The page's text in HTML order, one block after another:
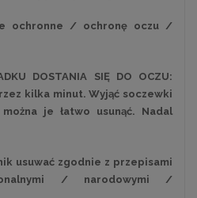
ochronne / ochronę oczu /
DOSTANIA SIĘ DO OCZU:
kilka minut. Wyjąć soczewki
je łatwo usunąć. Nadal
usuwać zgodnie z przepisami
/ narodowymi /